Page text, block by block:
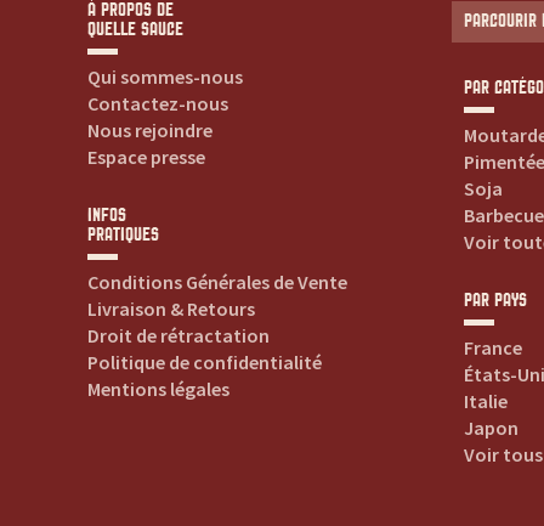
e
s
v
o
s
s
a
À PROPOS DE
QUELLE SAUCE
Qui sommes-nous
Contactez-nous
Nous rejoindre
Espace presse
INFOS
PRATIQUES
Conditions Générales de Vente
Livraison & Retours
Droit de rétractation
Politique de confidentialité
Mentions légales
PAR
Pimentée
Soja
Barbecue
Voir
PAR PAYS
France
États-
Italie
Japon
Voir